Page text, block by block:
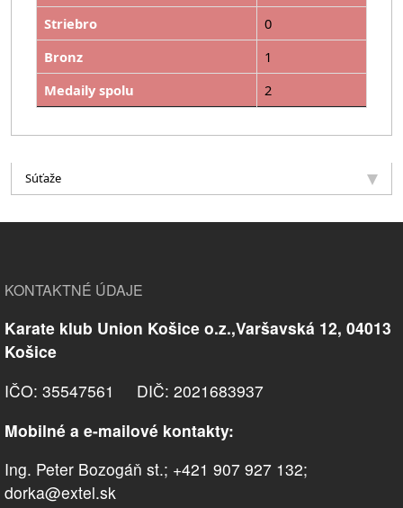
Striebro
0
Bronz
1
Medaily spolu
2
Súťaže
KONTAKTNÉ ÚDAJE
Karate klub Union Košice o.z.,Varšavská 12, 04013
Košice
IČO: 35547561 DIČ: 2021683937
Mobilné a e-mailové kontakty:
Ing. Peter Bozogáň st.; +421 907 927 132;
dorka@extel.sk